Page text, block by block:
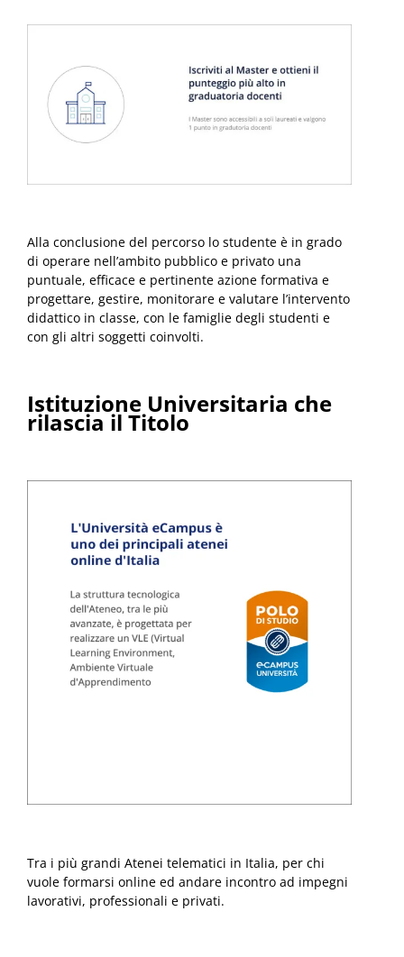
Alla conclusione del percorso lo studente è in grado
di operare nell’ambito pubblico e privato una
puntuale, efficace e pertinente azione formativa e
progettare, gestire, monitorare e valutare l’intervento
didattico in classe, con le famiglie degli studenti e
con gli altri soggetti coinvolti.
Istituzione Universitaria che
rilascia il Titolo
Tra i più grandi Atenei telematici in Italia, per chi
vuole formarsi online ed andare incontro ad impegni
lavorativi, professionali e privati.